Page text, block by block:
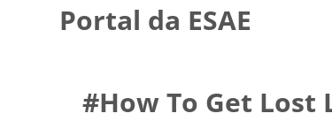
Portal da ESAE
#How To Get Lost